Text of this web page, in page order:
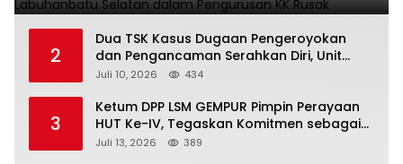
2
Dua TSK Kasus Dugaan Pengeroyokan
dan Pengancaman Serahkan Diri, Unit
Reskrim Polsek Lolowau Tuntaskan
Juli 10, 2026 434
3
Ketum DPP LSM GEMPUR Pimpin Perayaan
HUT Ke-IV, Tegaskan Komitmen sebagai
Mitra Pemerintah dan Corong Aspirasi
Juli 13, 2026 389